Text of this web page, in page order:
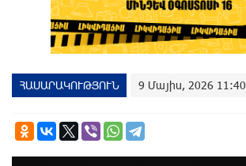
ՀԱՍԱՐԱԿՈՒԹՅՈՒՆ 9 Մայիս, 2026 11:40